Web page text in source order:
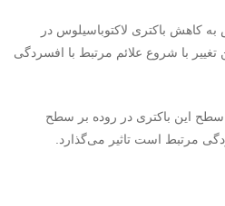
کاهش باکتری لاکتوباسیلوس در
با شروع علائم مرتبط با افسردگی
سطح این باکتری در روده بر سطح
مرتبط است تاثیر می‌گذارد.